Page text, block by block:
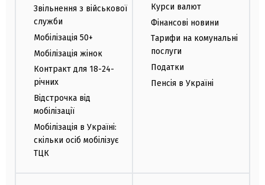
Звільнення з військової
служби
Мобілізація 50+
Мобілізація жінок
Контракт для 18-24-
річних
Відстрочка від
мобілізації
Мобілізація в Україні:
скільки осіб мобілізує
ТЦК
Курси валют
Фінансові новини
Тарифи на комунальні
послуги
Податки
Пенсія в Україні